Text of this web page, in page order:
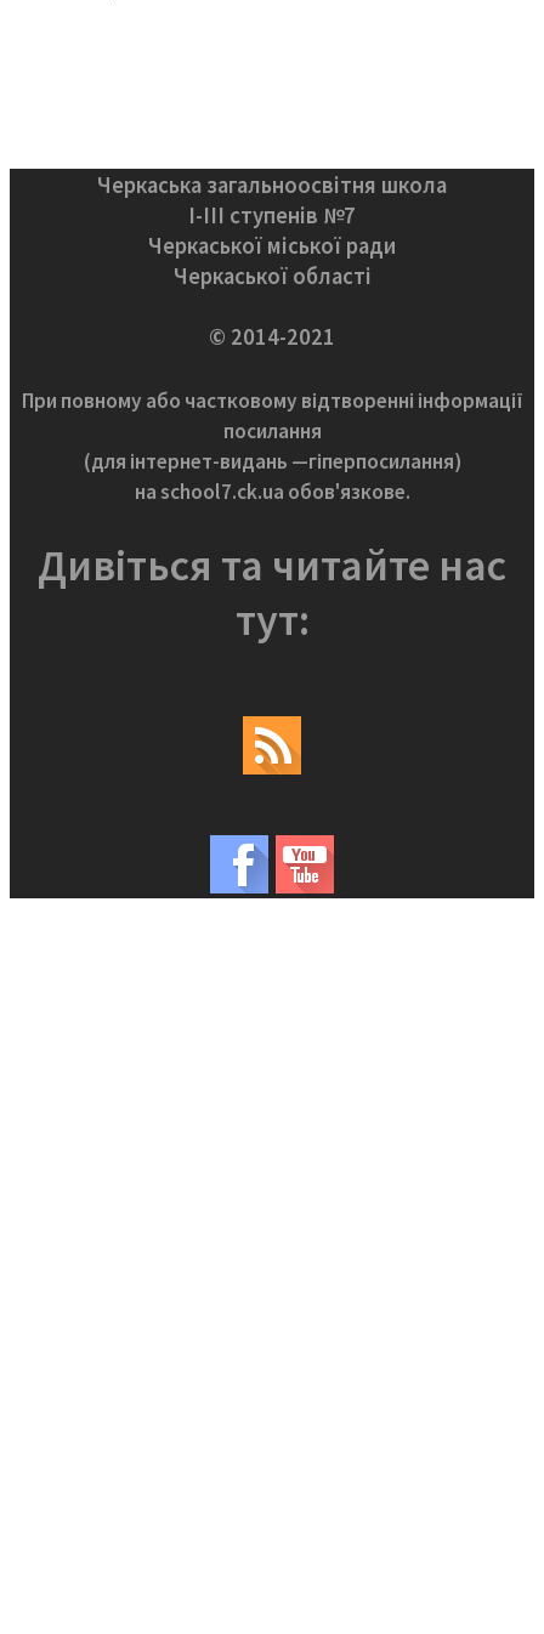
Черкаська загальноосвітня школа
І-ІІІ ступенів №7
Черкаської міської ради
Черкаської області
© 2014-2021
При повному або частковому відтворенні інформації
посилання
(для інтернет-видань —гіперпосилання)
на school7.ck.ua обов'язкове.
Дивіться та читайте нас
тут: